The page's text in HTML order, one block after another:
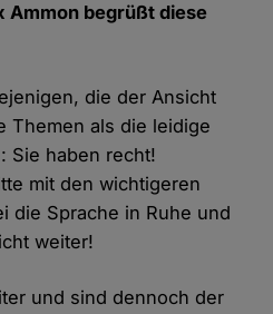
Ammon begrüßt diese
die der Ansicht
Themen als die leidige
Sie haben recht!
mit den wichtigeren
die Sprache in Ruhe und
weiter!
und sind dennoch der